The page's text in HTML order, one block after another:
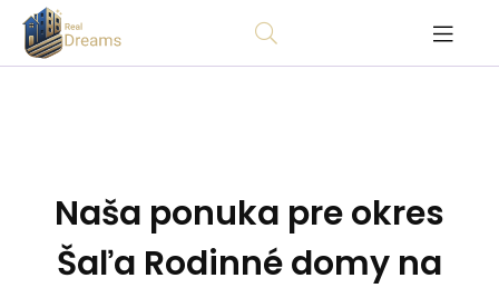
Naša ponuka pre okres
Šaľa Rodinné domy na